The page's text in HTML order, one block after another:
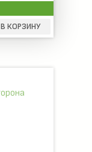
В КОРЗИНУ